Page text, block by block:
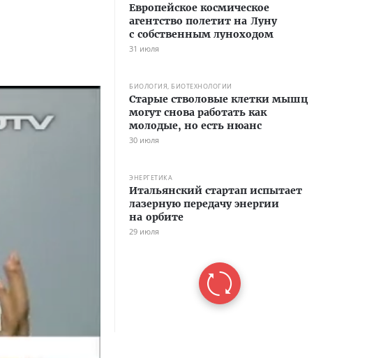
Европейское космическое
агентство полетит на Луну
с собственным луноходом
31 июля
БИОЛОГИЯ, БИОТЕХНОЛОГИИ
Старые стволовые клетки мышц
могут снова работать как
молодые, но есть нюанс
30 июля
ЭНЕРГЕТИКА
Итальянский стартап испытает
лазерную передачу энергии
на орбите
29 июля